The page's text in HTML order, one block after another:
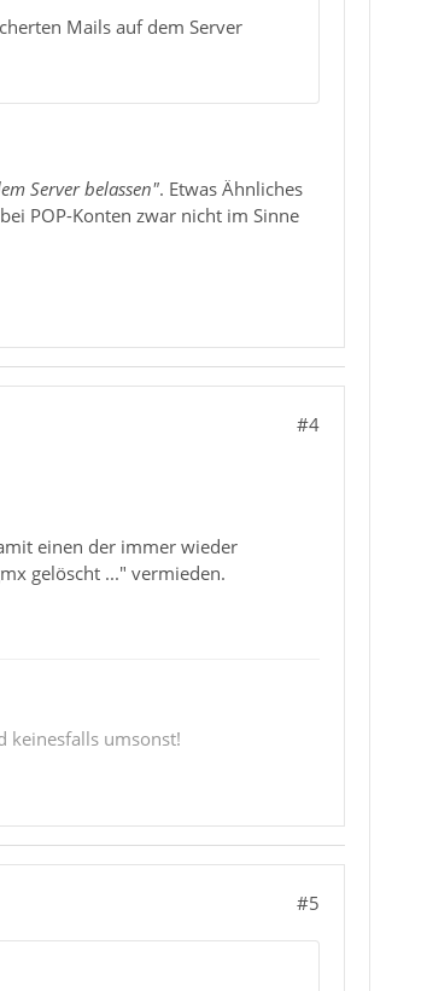
Mails auf dem Server
Server belassen". Etwas Ähnliches
POP-Konten zwar nicht im Sinne
#4
einen der immer wieder
gelöscht ..." vermieden.
keinesfalls umsonst!
#5